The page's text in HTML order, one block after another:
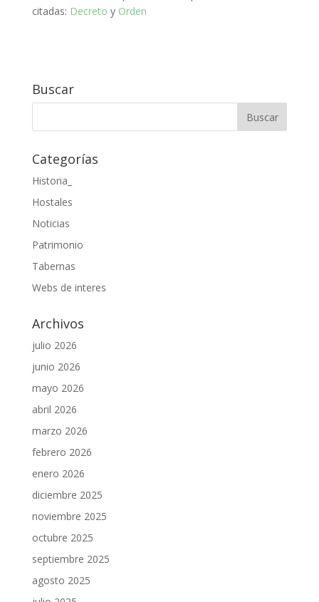
citadas: Decreto y Orden
Buscar
Categorías
Historia_
Hostales
Noticias
Patrimonio
Tabernas
Webs de interes
Archivos
julio 2026
junio 2026
mayo 2026
abril 2026
marzo 2026
febrero 2026
enero 2026
diciembre 2025
noviembre 2025
octubre 2025
septiembre 2025
agosto 2025